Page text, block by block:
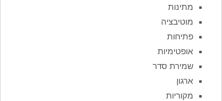
מתינות
מוטיבציה
פתיחות
אופטימיות
שמירת סדר
ארגון
מקוריות